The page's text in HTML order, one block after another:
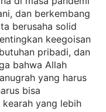
dan berkembang
berusaha solid
keegoisan
pribadi, dan
bahwa Allah
yang harus
bisa
yang lebih